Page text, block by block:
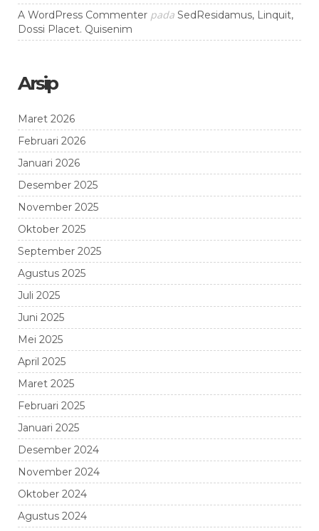
A WordPress Commenter pada SedResidamus, Linquit,
Dossi Placet. Quisenim
Arsip
Maret 2026
Februari 2026
Januari 2026
Desember 2025
November 2025
Oktober 2025
September 2025
Agustus 2025
Juli 2025
Juni 2025
Mei 2025
April 2025
Maret 2025
Februari 2025
Januari 2025
Desember 2024
November 2024
Oktober 2024
Agustus 2024